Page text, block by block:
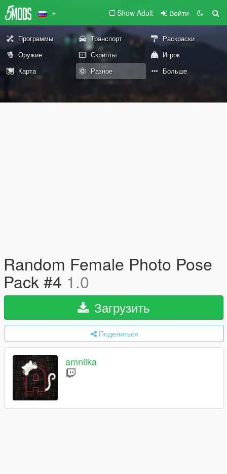
Show Adult Войти
Программы Транспорт
Раскраски
Оружие
Скрипты
Игрок
Карта
Разное Больше
Random Female Photo Pose
Pack #4 1.0
Загрузить
Поделиться
amnilka